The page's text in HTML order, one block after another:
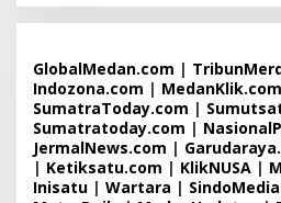
GlobalMedan.com |
Indozona.com | MedanKlik.com
SumatraToday.com |
Sumatratoday.com |
JermalNews.com |
| Ketiksatu.com | KlikNUSA |
Inisatu | Wartara | SindoMedia